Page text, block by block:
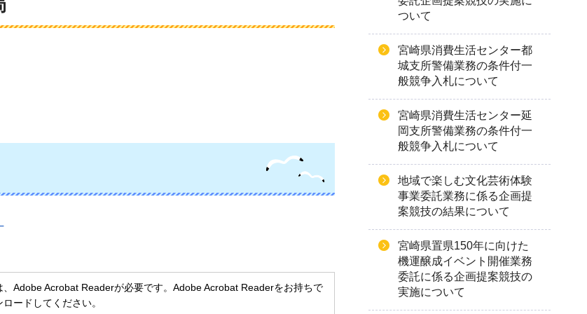
Adobe Acrobat Readerが必要です。Adobe Acrobat Readerをお持ちで
ードしてください。
ついて
宮崎県消費生活センター都
城支所警備業務の条件付一
般競争入札について
宮崎県消費生活センター延
岡支所警備業務の条件付一
般競争入札について
地域で楽しむ文化芸術体験
事業委託業務に係る企画提
案競技の結果について
宮崎県置県150年に向けた
機運醸成イベント開催業務
委託に係る企画提案競技の
実施について